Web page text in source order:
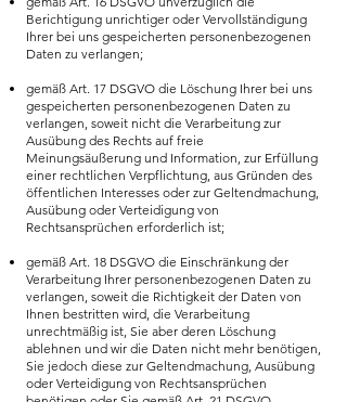
Berichtigung unrichtiger oder Vervollständigung
Ihrer bei uns gespeicherten personenbezogenen
Daten zu verlangen;
gemäß Art. 17 DSGVO die Löschung Ihrer bei uns
gespeicherten personenbezogenen Daten zu
verlangen, soweit nicht die Verarbeitung zur
Ausübung des Rechts auf freie
Meinungsäußerung und Information, zur Erfüllung
einer rechtlichen Verpflichtung, aus Gründen des
öffentlichen Interesses oder zur Geltendmachung,
Ausübung oder Verteidigung von
Rechtsansprüchen erforderlich ist;
gemäß Art. 18 DSGVO die Einschränkung der
Verarbeitung Ihrer personenbezogenen Daten zu
verlangen, soweit die Richtigkeit der Daten von
Ihnen bestritten wird, die Verarbeitung
unrechtmäßig ist, Sie aber deren Löschung
ablehnen und wir die Daten nicht mehr benötigen,
Sie jedoch diese zur Geltendmachung, Ausübung
oder Verteidigung von Rechtsansprüchen